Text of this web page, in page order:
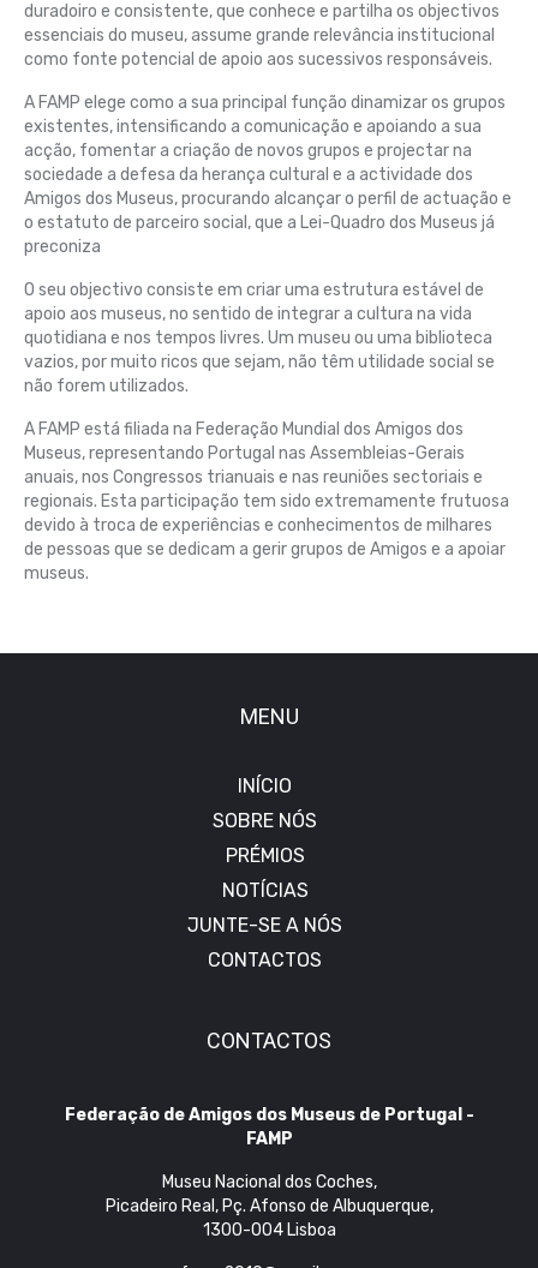
duradoiro e consistente, que conhece e partilha os objectivos
essenciais do museu, assume grande relevância institucional
como fonte potencial de apoio aos sucessivos responsáveis.
A FAMP elege como a sua principal função dinamizar os grupos
existentes, intensificando a comunicação e apoiando a sua
acção, fomentar a criação de novos grupos e projectar na
sociedade a defesa da herança cultural e a actividade dos
Amigos dos Museus, procurando alcançar o perfil de actuação e
o estatuto de parceiro social, que a Lei-Quadro dos Museus já
preconiza
O seu objectivo consiste em criar uma estrutura estável de
apoio aos museus, no sentido de integrar a cultura na vida
quotidiana e nos tempos livres. Um museu ou uma biblioteca
vazios, por muito ricos que sejam, não têm utilidade social se
não forem utilizados.
A FAMP está filiada na Federação Mundial dos Amigos dos
Museus, representando Portugal nas Assembleias-Gerais
anuais, nos Congressos trianuais e nas reuniões sectoriais e
regionais. Esta participação tem sido extremamente frutuosa
devido à troca de experiências e conhecimentos de milhares
de pessoas que se dedicam a gerir grupos de Amigos e a apoiar
museus.
MENU
INÍCIO
SOBRE NÓS
PRÉMIOS
NOTÍCIAS
JUNTE-SE A NÓS
CONTACTOS
CONTACTOS
Federação de Amigos dos Museus de Portugal -
FAMP
Museu Nacional dos Coches,
Picadeiro Real, Pç. Afonso de Albuquerque,
1300-004 Lisboa